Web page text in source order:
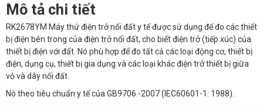
Mô tả chi tiết
RK2678YM Máy thử điện trở nối đất y tế được sử dụng để đo các thiết
bị điện bên trong của điện trở nối đất, cho biết điện trở (tiếp xúc) của
thiết bị điện với đất. Nó phù hợp để đo tất cả các loại động cơ, thiết bị
điện, dụng cụ, thiết bị gia dụng và các loại khác điện trở thiết bị giữa
vỏ và dây nối đất.
Nó theo tiêu chuẩn y tế của GB9706.-2007 (IEC60601-1: 1988).